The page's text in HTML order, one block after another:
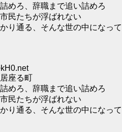
めろ、辞職まで追い詰めろ
民たちが浮ばれない
り通る、そんな世の中になって
座る町
めろ、辞職まで追い詰めろ
民たちが浮ばれない
り通る、そんな世の中になって